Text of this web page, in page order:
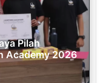
Pilah
Academy 2026